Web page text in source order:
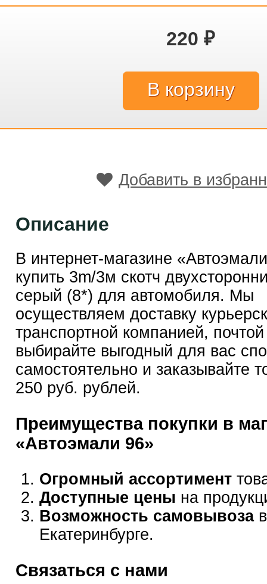
220 ₽
Добавить в
Описание
В интернет-магазине
купить 3m/3м скотч
серый (8*) для автомобиля. Мы
осуществляем доставку
транспортной компанией,
выбирайте выгодный для вас
самостоятельно и заказывайте
250 руб. рублей.
Преимущества покупки в
«Автоэмали 96»
Огромный ассортимент
Доступные цены на
Возможность самовывозав
Екатеринбурге.
Связаться с нами